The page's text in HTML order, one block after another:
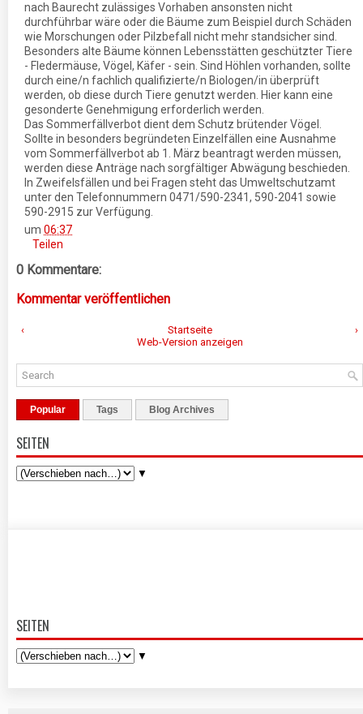
nach Baurecht zulässiges Vorhaben ansonsten nicht
durchführbar wäre oder die Bäume zum Beispiel durch Schäden
wie Morschungen oder Pilzbefall nicht mehr standsicher sind.
Besonders alte Bäume können Lebensstätten geschützter Tiere
- Fledermäuse, Vögel, Käfer - sein. Sind Höhlen vorhanden, sollte
durch eine/n fachlich qualifizierte/n Biologen/in überprüft
werden, ob diese durch Tiere genutzt werden. Hier kann eine
gesonderte Genehmigung erforderlich werden.
Das Sommerfällverbot dient dem Schutz brütender Vögel.
Sollte in besonders begründeten Einzelfällen eine Ausnahme
vom Sommerfällverbot ab 1. März beantragt werden müssen,
werden diese Anträge nach sorgfältiger Abwägung beschieden.
In Zweifelsfällen und bei Fragen steht das Umweltschutzamt
unter den Telefonnummern 0471/590-2341, 590-2041 sowie
590-2915 zur Verfügung.
um 06:37
Teilen
0 Kommentare:
Kommentar veröffentlichen
‹ ›
Startseite
Web-Version anzeigen
Popular Tags Blog Archives
SEITEN
▼
SEITEN
▼